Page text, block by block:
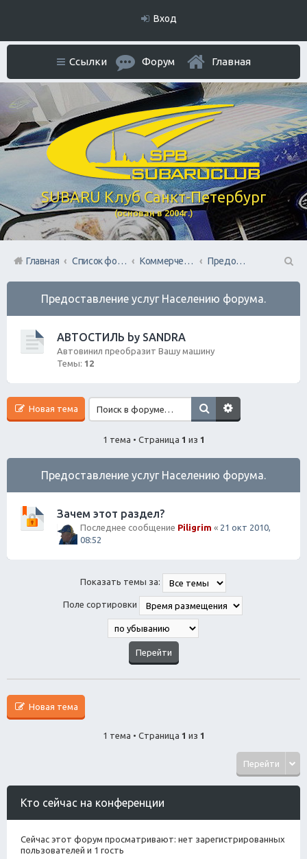
Вход
SUBARU Клуб Санкт-Петербург
(основан в 2004г.)
Ссылки Форум Главная
Главная Список форумов Коммерческий Отдел. Официальное расположение платной РЕКЛАМЫ.
Предоставление услуг Населению форума.
П
Предоставление услуг Населению форума.
АВТОСТИЛЬ by SANDRA
Автовинил преобразит Вашу машину
Темы: 12
Новая тема
1 тема • Страница 1 из 1
Предоставление услуг Населению форума.
Зачем этот раздел?
Последнее сообщение Piligrim « 21 окт 2010,
08:52
Показать темы за:
Поле сортировки
Новая тема
1 тема • Страница 1 из 1
Перейти
Кто сейчас на конференции
Сейчас этот форум просматривают: нет зарегистрированных
пользователей и 1 гость